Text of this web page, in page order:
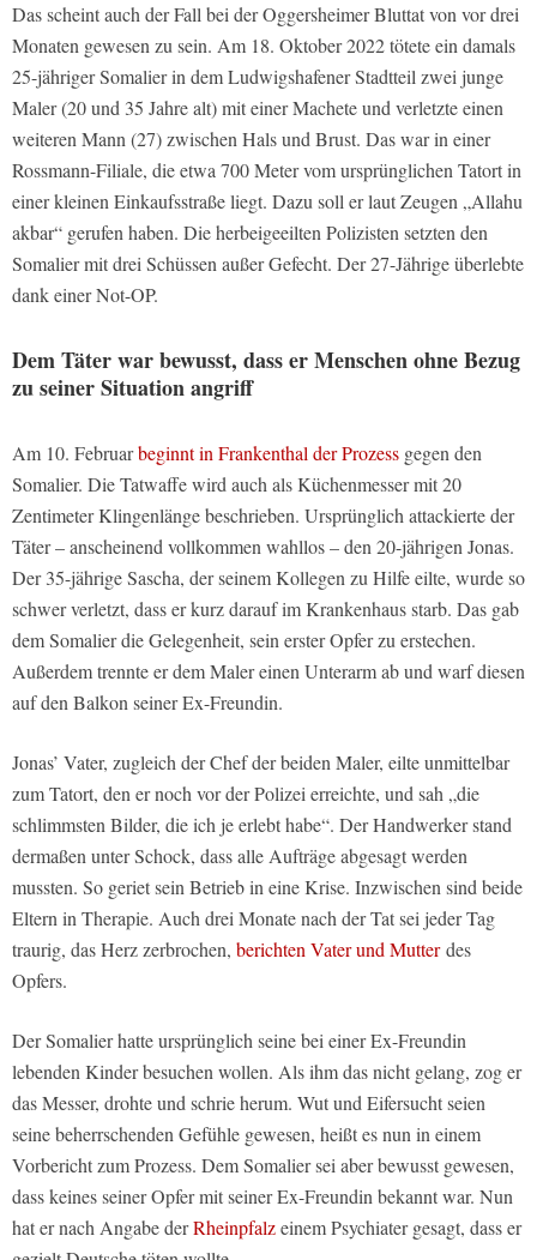
Das scheint auch der Fall bei der Oggersheimer Bluttat von vor drei
Monaten gewesen zu sein. Am 18. Oktober 2022 tötete ein damals
25-jähriger Somalier in dem Ludwigshafener Stadtteil zwei junge
Maler (20 und 35 Jahre alt) mit einer Machete und verletzte einen
weiteren Mann (27) zwischen Hals und Brust. Das war in einer
Rossmann-Filiale, die etwa 700 Meter vom ursprünglichen Tatort in
einer kleinen Einkaufsstraße liegt. Dazu soll er laut Zeugen „Allahu
akbar“ gerufen haben. Die herbeigeeilten Polizisten setzten den
Somalier mit drei Schüssen außer Gefecht. Der 27-Jährige überlebte
dank einer Not-OP.
Dem Täter war bewusst, dass er Menschen ohne Bezug
zu seiner Situation angriff
Am 10. Februarbeginnt in Frankenthal der Prozess gegen den
Somalier. Die Tatwaffe wird auch als Küchenmesser mit 20
Zentimeter Klingenlänge beschrieben. Ursprünglich attackierte der
Täter – anscheinend vollkommen wahllos – den 20-jährigen Jonas.
Der 35-jährige Sascha, der seinem Kollegen zu Hilfe eilte, wurde so
schwer verletzt, dass er kurz darauf im Krankenhaus starb. Das gab
dem Somalier die Gelegenheit, sein erster Opfer zu erstechen.
Außerdem trennte er dem Maler einen Unterarm ab und warf diesen
auf den Balkon seiner Ex-Freundin.
Jonas’ Vater, zugleich der Chef der beiden Maler, eilte unmittelbar
zum Tatort, den er noch vor der Polizei erreichte, und sah „die
schlimmsten Bilder, die ich je erlebt habe“. Der Handwerker stand
dermaßen unter Schock, dass alle Aufträge abgesagt werden
mussten. So geriet sein Betrieb in eine Krise. Inzwischen sind beide
Eltern in Therapie. Auch drei Monate nach der Tat sei jeder Tag
traurig, das Herz zerbrochen, berichten Vater und Mutterdes
Opfers.
Der Somalier hatte ursprünglich seine bei einer Ex-Freundin
lebenden Kinder besuchen wollen. Als ihm das nicht gelang, zog er
das Messer, drohte und schrie herum. Wut und Eifersucht seien
seine beherrschenden Gefühle gewesen, heißt es nun in einem
Vorbericht zum Prozess. Dem Somalier sei aber bewusst gewesen,
dass keines seiner Opfer mit seiner Ex-Freundin bekannt war. Nun
hat er nach Angabe derRheinpfalzeinem Psychiater gesagt, dass er